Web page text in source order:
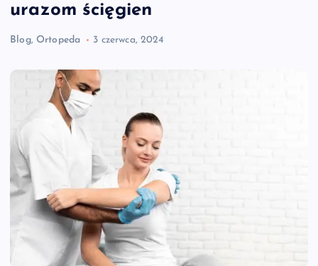
urazom ścięgien
Blog, Ortopeda 3 czerwca, 2024